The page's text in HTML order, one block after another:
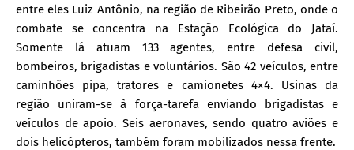
entre eles Luiz Antônio, na região de Ribeirão Preto, onde o
combate se concentra na Estação Ecológica do Jataí.
Somente lá atuam 133 agentes, entre defesa civil,
bombeiros, brigadistas e voluntários. São 42 veículos, entre
caminhões pipa, tratores e camionetes 4×4. Usinas da
região uniram-se à força-tarefa enviando brigadistas e
veículos de apoio. Seis aeronaves, sendo quatro aviões e
dois helicópteros, também foram mobilizados nessa frente.